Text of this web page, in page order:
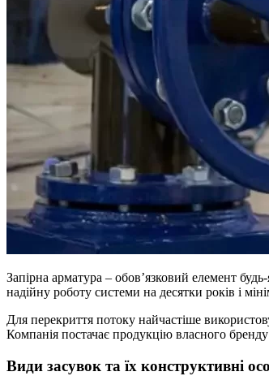
Запірна арматура – обов’язковий елемент
надійну роботу системи на десятки років і
Для перекриття потоку найчастіше
Компанія постачає продукцію власного бренду
Види засувок та їх конструктивні